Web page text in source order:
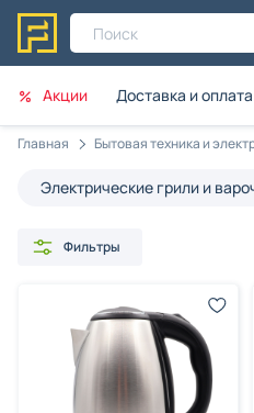
Поиск
Акции Доставка и оплата
Главная Бытовая техника и
Электрические грили и
Фильтры